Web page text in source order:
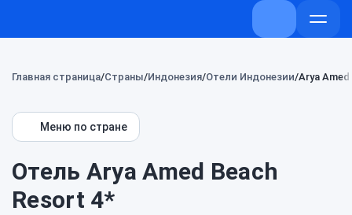
+7 (800) 707-
Главная страница Страны Индонезия Отели Индонезии Arya
Меню по стране
Отель Arya Amed Beach
Resort 4*